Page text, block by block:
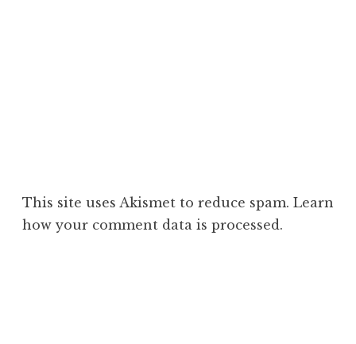
This site uses Akismet to reduce spam. Learn
how your comment data is processed .